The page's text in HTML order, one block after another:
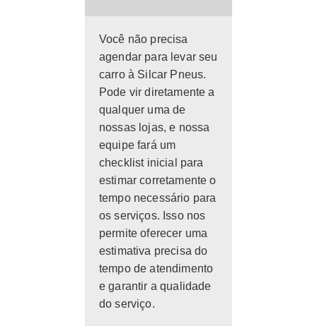
Você não precisa
agendar para levar seu
carro à Silcar Pneus.
Pode vir diretamente a
qualquer uma de
nossas lojas, e nossa
equipe fará um
checklist inicial para
estimar corretamente o
tempo necessário para
os serviços. Isso nos
permite oferecer uma
estimativa precisa do
tempo de atendimento
e garantir a qualidade
do serviço.